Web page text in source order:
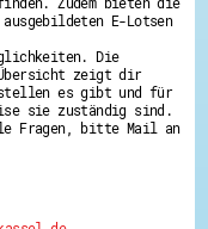
E-Lotsen
Die
zeigt dir
es gibt und für
sie zuständig sind.
Fragen, bitte Mail an